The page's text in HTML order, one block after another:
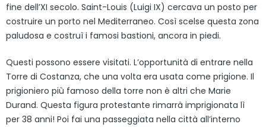
fine dell’XI secolo. Saint-Louis (Luigi IX) cercava un posto per
costruire un porto nel Mediterraneo. Così scelse questa zona
paludosa e costruì i famosi bastioni, ancora in piedi.
Questi possono essere visitati. L’opportunità di entrare nella
Torre di Costanza, che una volta era usata come prigione. Il
prigioniero più famoso della torre non è altri che Marie
Durand. Questa figura protestante rimarrà imprigionata lì
per 38 anni! Poi fai una passeggiata nella città all’interno